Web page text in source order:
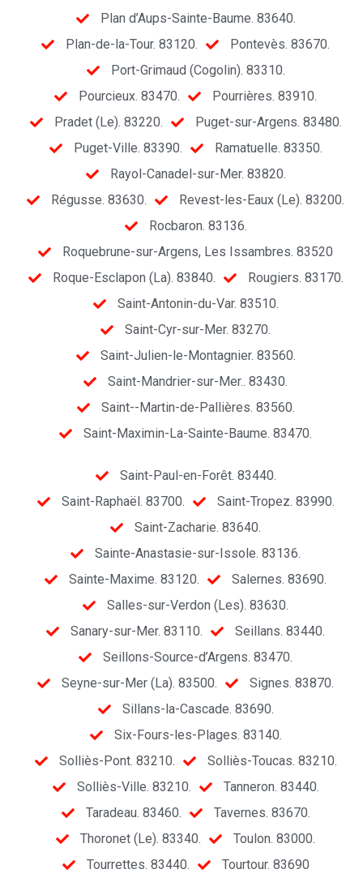
Plan d’Aups-Sainte-Baume. 83640.
Plan-de-la-Tour. 83120.
Pontevès. 83670.
Port-Grimaud (Cogolin). 83310.
Pourcieux. 83470.
Pourrières. 83910.
Pradet (Le). 83220.
Puget-sur-Argens. 83480.
Puget-Ville. 83390.
Ramatuelle. 83350.
Rayol-Canadel-sur-Mer. 83820.
Régusse. 83630.
Revest-les-Eaux (Le). 83200.
Rocbaron. 83136.
Roquebrune-sur-Argens, Les Issambres. 83520
Roque-Esclapon (La). 83840.
Rougiers. 83170.
Saint-Antonin-du-Var. 83510.
Saint-Cyr-sur-Mer. 83270.
Saint-Julien-le-Montagnier. 83560.
Saint-Mandrier-sur-Mer.. 83430.
Saint--Martin-de-Pallières. 83560.
Saint-Maximin-La-Sainte-Baume. 83470.
Saint-Paul-en-Forêt. 83440.
Saint-Raphaël. 83700.
Saint-Tropez. 83990.
Saint-Zacharie. 83640.
Sainte-Anastasie-sur-Issole. 83136.
Sainte-Maxime. 83120.
Salernes. 83690.
Salles-sur-Verdon (Les). 83630.
Sanary-sur-Mer. 83110.
Seillans. 83440.
Seillons-Source-d’Argens. 83470.
Seyne-sur-Mer (La). 83500.
Signes. 83870.
Sillans-la-Cascade. 83690.
Six-Fours-les-Plages. 83140.
Solliès-Pont. 83210.
Solliès-Toucas. 83210.
Solliès-Ville. 83210.
Tanneron. 83440.
Taradeau. 83460.
Tavernes. 83670.
Thoronet (Le). 83340.
Toulon. 83000.
Tourrettes. 83440.
Tourtour. 83690